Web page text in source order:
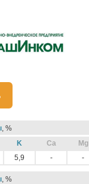
, %
K Ca Mg
5,9 - -
, %